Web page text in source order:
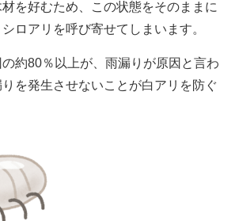
材を好むため、この状態をそのままに
ロアリを呼び寄せてしまいます。
約80％以上が、雨漏りが原因と言わ
を発生させないことが白アリを防ぐ